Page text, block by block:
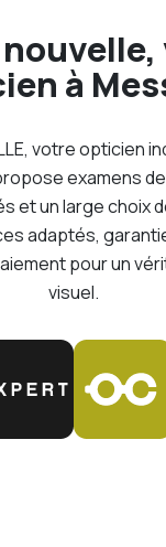
à
votre opticien
examens
et un large choix
adaptés,
pour un
visuel.